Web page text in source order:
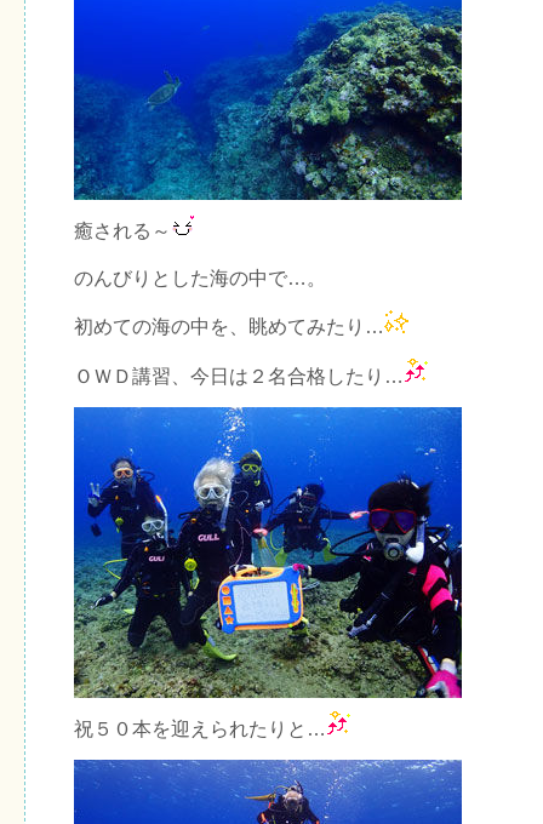
癒される～
のんびりとした海の中で…。
初めての海の中を、眺めてみたり…
ＯＷＤ講習、今日は２名合格したり…
祝５０本を迎えられたりと…